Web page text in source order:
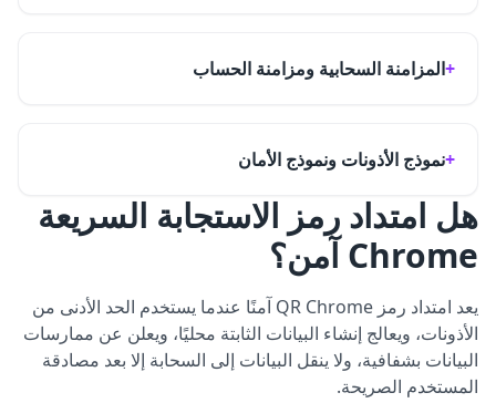
المزامنة السحابية ومزامنة الحساب
نموذج الأذونات ونموذج الأمان
هل امتداد رمز الاستجابة السريعة
Chrome آمن؟
يعد امتداد رمز QR Chrome آمنًا عندما يستخدم الحد الأدنى من
الأذونات، ويعالج إنشاء البيانات الثابتة محليًا، ويعلن عن ممارسات
البيانات بشفافية، ولا ينقل البيانات إلى السحابة إلا بعد مصادقة
المستخدم الصريحة.